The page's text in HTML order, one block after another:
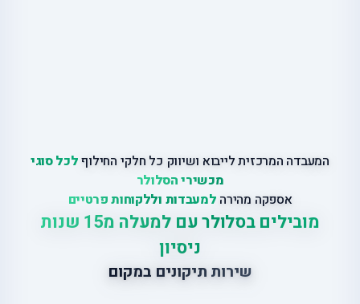
המעבדה המרכזית לייבוא ושיווק כל חלקי החילוףלכל סוגי
מכשירי הסלולר
אספקה מהירה למעבדות וללקוחות פרטיים
מובילים בסלולר עם למעלה מ15 שנות
ניסיון
שירות תיקונים במקום